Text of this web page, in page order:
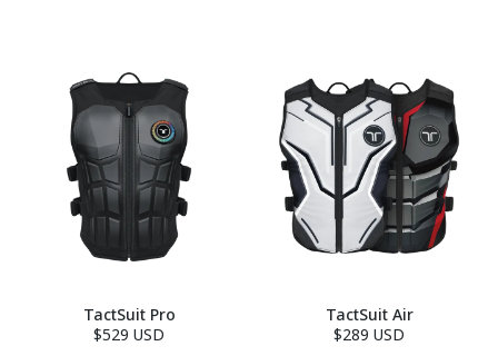
TactSuit Pro
$529 USD
TactSuit Air
$289 USD